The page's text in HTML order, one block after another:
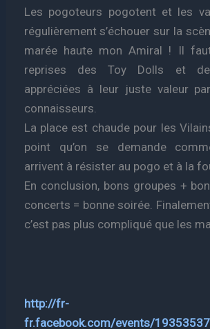
Les pogoteurs pogotent et les
régulièrement s’échouer sur la
marée haute mon Amiral ! Il
reprises des Toy Dolls et
appréciées à leur juste valeur
connaisseurs.
La place est chaude pour les
point qu’on se demande
arrivent à résister au pogo et à la
En conclusion, bons groupes +
concerts = bonne soirée.
c’est pas plus compliqué que les
http://fr-
fr.facebook.com/events/